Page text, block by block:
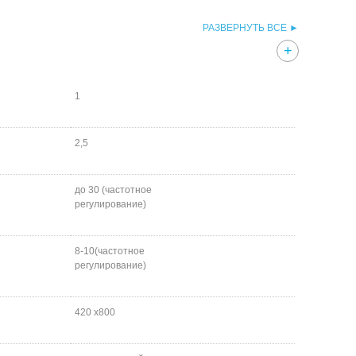
РАЗВЕРНУТЬ ВСЕ ►
1
2,5
до 30 (частотное
регулирование)
8-10(частотное
регулирование)
420 х800